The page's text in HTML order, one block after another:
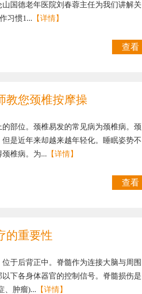
国德老年医院刘春蓉主任为我们讲解关
习惯1... 【详情】
查看
教您颈椎按摩操
部位。颈椎易发的常见病为颈椎病。颈
是近年来却越来越年轻化。睡眠姿势不
椎病。为... 【详情】
查看
的重要性
于后背正中。脊髓作为连接大脑与周围
下各身体器官的控制信号。脊髓损伤是
、肿瘤)... 【详情】